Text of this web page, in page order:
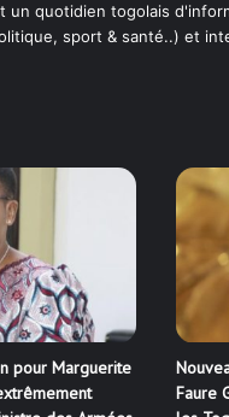
un quotidien togolais
sport & santé..) et
pour Marguerite
Faure